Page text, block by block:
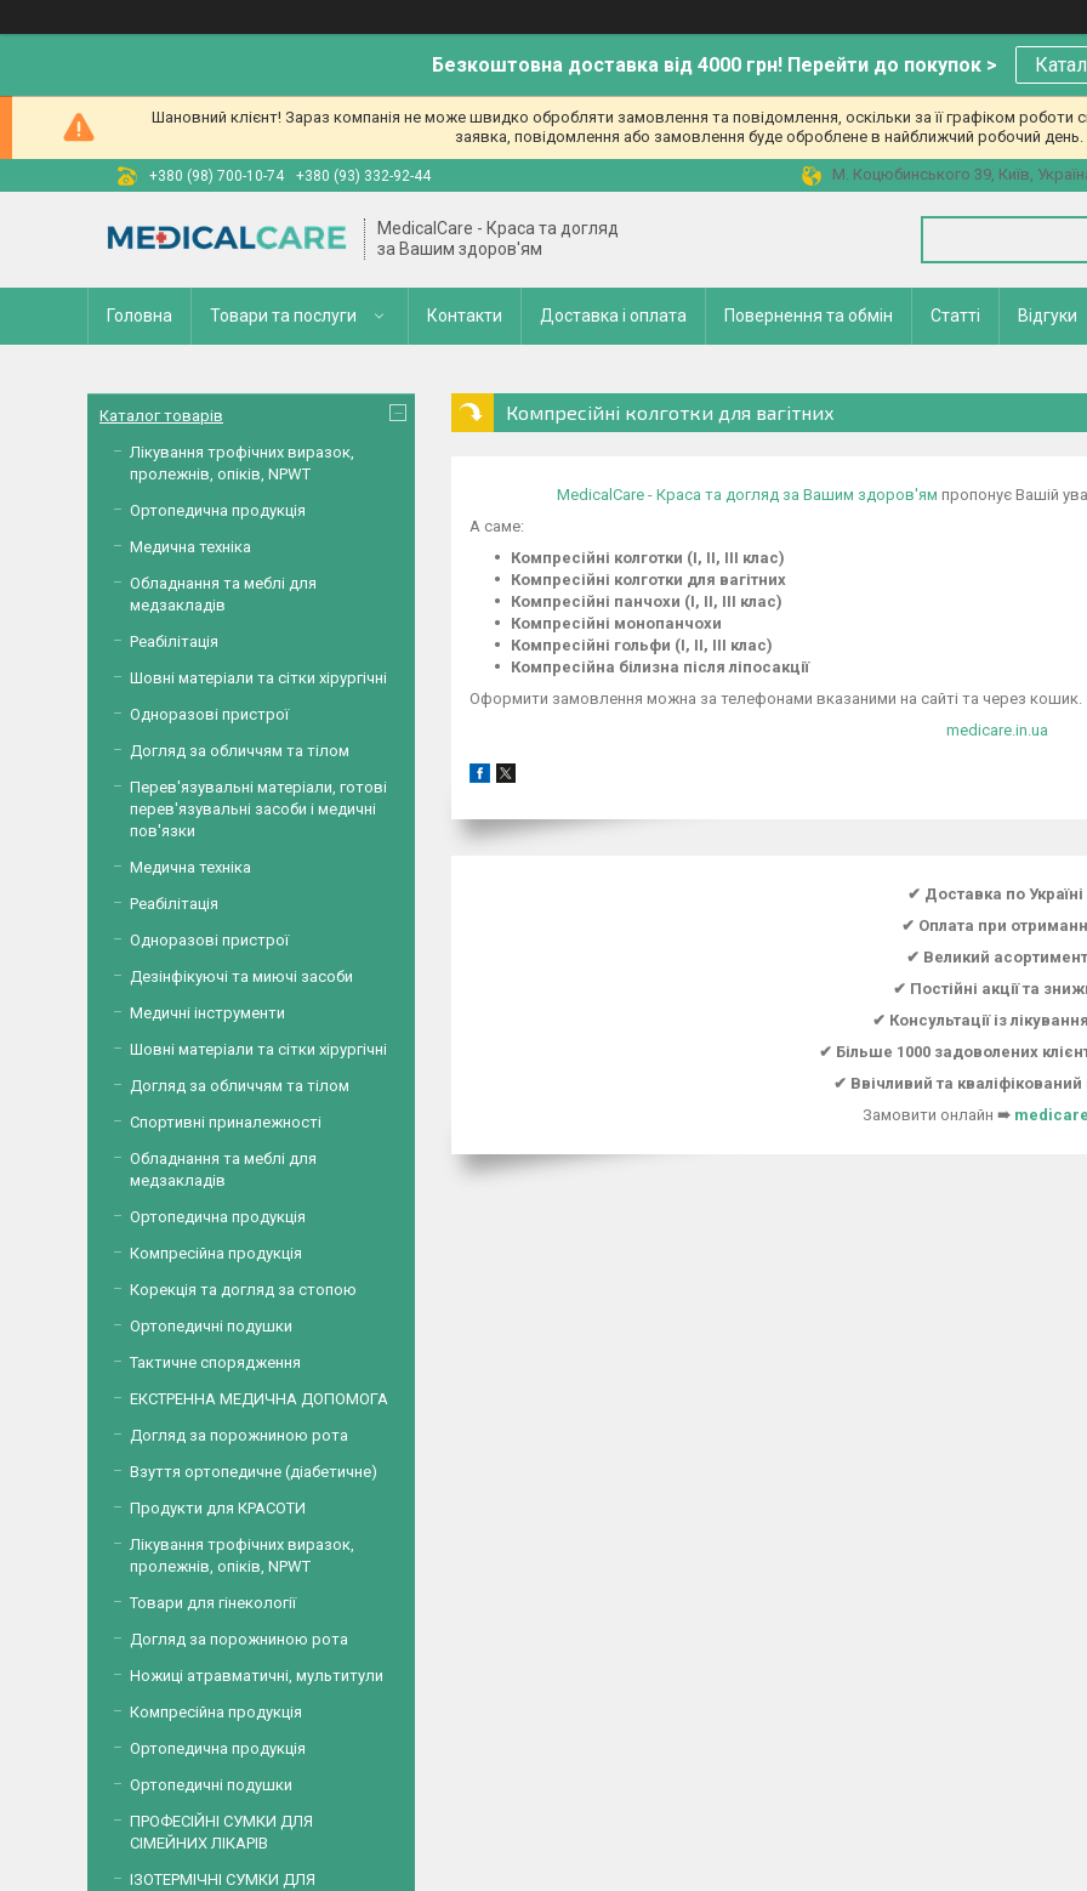
Безкоштовна доставка від 4000 грн! Перейти до покупок >
Шановний клієнт! Зараз компанія не може швидко обробляти замовлення та повідомлення, оскільки за її графіком роботи
заявка, повідомлення або замовлення буде оброблене в найближчий робочий
+380 (98) 700-10-74 +380 (93) 332-92-44 М. Коцюбинського 39, Київ,
MedicalCare - Краса та догляд
за Вашим здоров'ям
Головна Товари та послуги Контакти Доставка і оплата Повернення та обмін Статті Відгуки
Компресійні колготки для вагітних
MedicalCare - Краса та догляд за Вашим здоров'ям пропонує Вашій
А саме:
Компресійні колготки (І, ІІ, ІІІ клас)
Компресійні колготки для вагітних
Компресійні панчохи (І, ІІ, ІІІ клас)
Компресійні монопанчохи
Компресійні гольфи (І, ІІ, ІІІ клас)
Компресійна білизна після ліпосакції
Оформити замовлення можна за телефонами вказаними на сайті та через кошик.
medicare.in.ua
✔ Доставка по Україні
✔ Оплата при
✔ Великий асортимент
✔ Постійні акції та
✔ Консультації із
✔ Більше 1000 задоволених
✔ Ввічливий та
Замовити онлайн ➠
Каталог товарів
Лікування трофічних виразок,
пролежнів, опіків, NPWT
Ортопедична продукція
Медична техніка
Обладнання та меблі для
медзакладів
Реабілітація
Шовні матеріали та сітки хірургічні
Одноразові пристрої
Догляд за обличчям та тілом
Перев'язувальні матеріали, готові
перев'язувальні засоби і медичні
пов'язки
Медична техніка
Реабілітація
Одноразові пристрої
Дезінфікуючі та миючі засоби
Медичні інструменти
Шовні матеріали та сітки хірургічні
Догляд за обличчям та тілом
Спортивні приналежності
Обладнання та меблі для
медзакладів
Ортопедична продукція
Компресійна продукція
Корекція та догляд за стопою
Ортопедичні подушки
Тактичне спорядження
ЕКСТРЕННА МЕДИЧНА ДОПОМОГА
Догляд за порожниною рота
Взуття ортопедичне (діабетичне)
Продукти для КРАСОТИ
Лікування трофічних виразок,
пролежнів, опіків, NPWT
Товари для гінекології
Догляд за порожниною рота
Ножиці атравматичні, мультитули
Компресійна продукція
Ортопедична продукція
Ортопедичні подушки
ПРОФЕСІЙНІ СУМКИ ДЛЯ
СІМЕЙНИХ ЛІКАРІВ
ІЗОТЕРМІЧНІ СУМКИ ДЛЯ